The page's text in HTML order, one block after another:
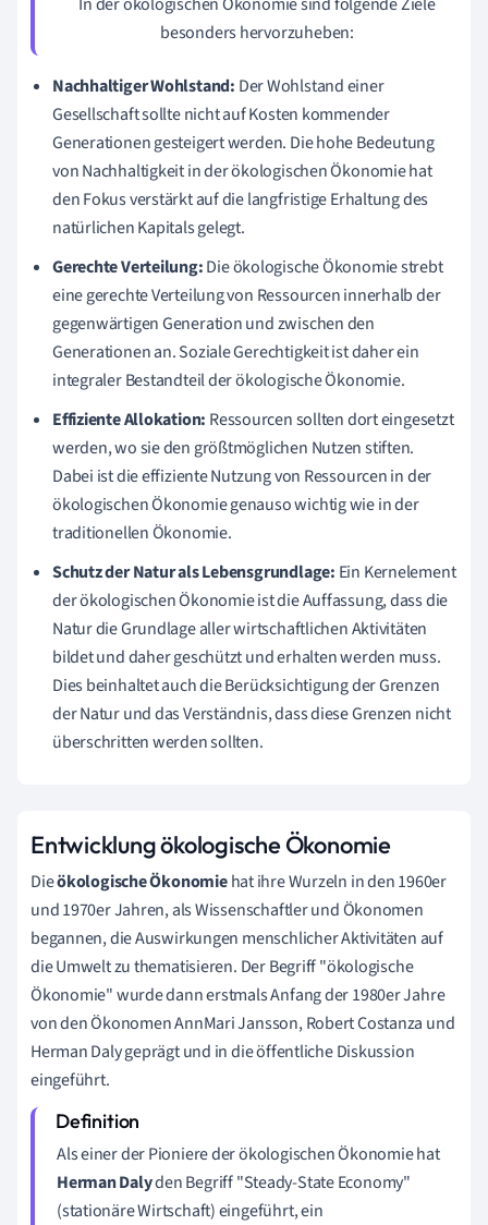
besonders hervorzuheben:
Nachhaltiger Wohlstand: Der Wohlstand einer
Gesellschaft sollte nicht auf Kosten kommender
Generationen gesteigert werden. Die hohe Bedeutung
von Nachhaltigkeit in der ökologischen Ökonomie hat
den Fokus verstärkt auf die langfristige Erhaltung des
natürlichen Kapitals gelegt.
Gerechte Verteilung:Die ökologische Ökonomie strebt
eine gerechte Verteilung von Ressourcen innerhalb der
gegenwärtigen Generation und zwischen den
Generationen an. Soziale Gerechtigkeit ist daher ein
integraler Bestandteil der ökologische Ökonomie.
Effiziente Allokation: Ressourcen sollten dort eingesetzt
werden, wo sie den größtmöglichen Nutzen stiften.
Dabei ist die effiziente Nutzung von Ressourcen in der
ökologischen Ökonomie genauso wichtig wie in der
traditionellen Ökonomie.
Schutz der Natur als Lebensgrundlage: Ein Kernelement
der ökologischen Ökonomie ist die Auffassung, dass die
Natur die Grundlage aller wirtschaftlichen Aktivitäten
bildet und daher geschützt und erhalten werden muss.
Dies beinhaltet auch die Berücksichtigung der Grenzen
der Natur und das Verständnis, dass diese Grenzen nicht
überschritten werden sollten.
Entwicklung ökologische Ökonomie
Dieökologische Ökonomiehat ihre Wurzeln in den 1960er
und 1970er Jahren, als Wissenschaftler und Ökonomen
begannen, die Auswirkungen menschlicher Aktivitäten auf
die Umwelt zu thematisieren. Der Begriff "ökologische
Ökonomie" wurde dann erstmals Anfang der 1980er Jahre
von den Ökonomen AnnMari Jansson, Robert Costanza und
Herman Daly geprägt und in die öffentliche Diskussion
eingeführt.
Als einer der Pioniere der ökologischen Ökonomie hat
Herman Dalyden Begriff "Steady-State Economy"
(stationäre Wirtschaft) eingeführt, ein